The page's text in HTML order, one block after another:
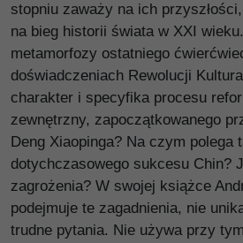
stopniu zaważy na ich
na bieg historii świata w XXI
metamorfozy ostatniego
doświadczeniach Rewolucji
charakter i specyfika procesu
zewnętrzny, zapoczątkowanego
Deng Xiaopinga? Na czym polega
dotychczasowego sukcesu Chin?
zagrożenia? W swojej książce
podejmuje te zagadnienia, nie
trudne pytania. Nie używa przy